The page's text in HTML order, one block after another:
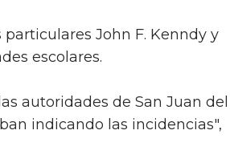
John F. Kenndy y
escolares.
autoridades de San Juan del
indicando las incidencias",